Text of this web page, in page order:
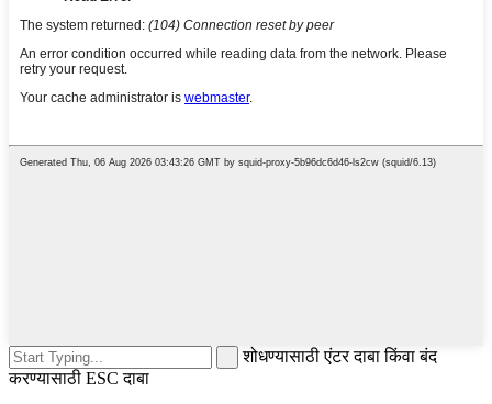
शोधण्यासाठी एंटर दाबा किंवा बंद
करण्यासाठी ESC दाबा